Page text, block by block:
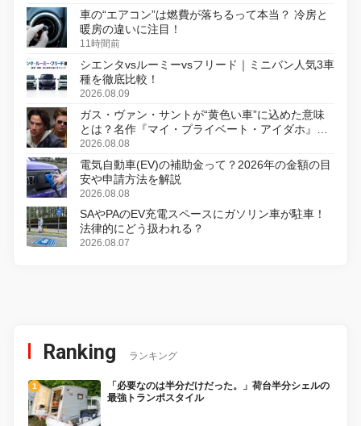
車の“エアコン”は燃費が落ちるって本当？ 冷房と
暖房の違いに注目！
11時間前
シエンタvsルーミーvsフリード｜ミニバン人気3車
種を徹底比較！
2026.08.09
ガス・ヴァン・サントが“黄色い車”に込めた意味
とは？名作『マイ・プライベート・アイダホ』が
初のデジタルリマスター版で復活
2026.08.08
電気自動車(EV)の補助金って？2026年の金額の目
安や申請方法を解説
2026.08.08
SAやPAのEV充電スペースにガソリン車が駐車！
法律的にどう扱われる？
2026.08.07
Ranking ランキング
「必要なのは半分だけだった。」荷台半分シェルの
最強トランポスタイル